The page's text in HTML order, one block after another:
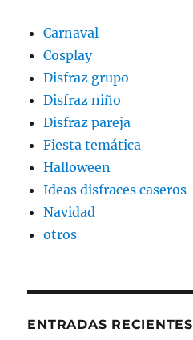
Carnaval
Cosplay
Disfraz grupo
Disfraz niño
Disfraz pareja
Fiesta temática
Halloween
Ideas disfraces caseros
Navidad
otros
ENTRADAS RECIENTES